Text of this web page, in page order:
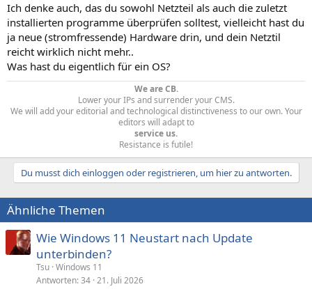
Ich denke auch, das du sowohl Netzteil als auch die zuletzt
installierten programme überprüfen solltest, vielleicht hast du
ja neue (stromfressende) Hardware drin, und dein Netztil
reicht wirklich nicht mehr..
Was hast du eigentlich für ein OS?
We are CB.
Lower your IPs and surrender your CMS.
We will add your editorial and technological distinctiveness to our own. Your
editors will adapt to
service us.
Resistance is futile!​
Du musst dich einloggen oder registrieren, um hier zu antworten.
Ähnliche Themen
Wie Windows 11 Neustart nach Update
unterbinden?
Tsu Windows 11
Antworten 34 21. Juli 2026